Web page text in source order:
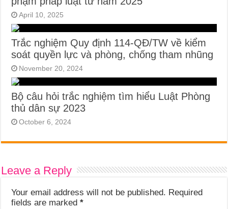
April 10, 2025
Trắc nghiệm Quy định 114-QĐ/TW về kiểm
soát quyền lực và phòng, chống tham nhũng
November 20, 2024
Bộ câu hỏi trắc nghiệm tìm hiểu Luật Phòng
thủ dân sự 2023
October 6, 2024
Leave a Reply
Your email address will not be published. Required
fields are marked*